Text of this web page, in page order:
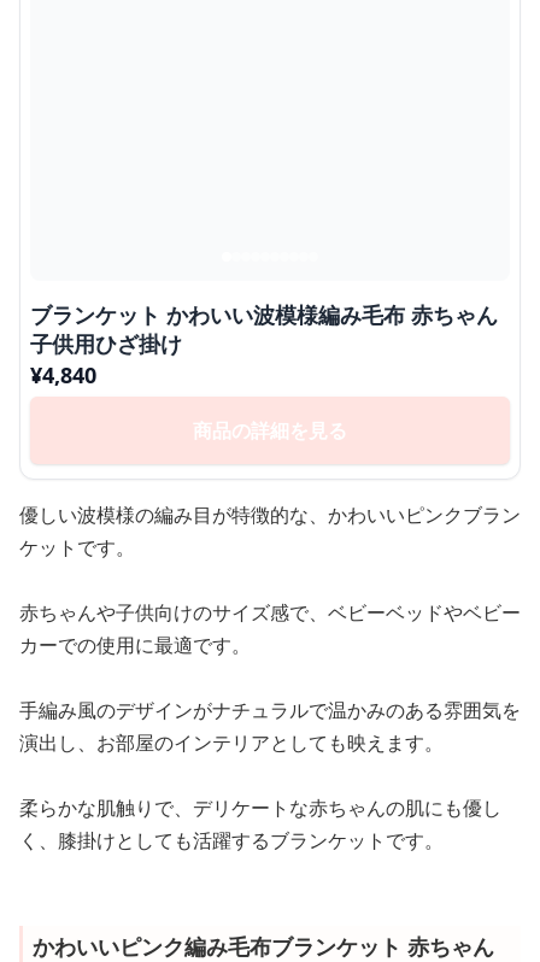
ブランケット かわいい波模様編み毛布 赤ちゃん
子供用ひざ掛け
¥4,840
商品の詳細を見る
優しい波模様の編み目が特徴的な、かわいいピンクブラン
ケットです。
赤ちゃんや子供向けのサイズ感で、ベビーベッドやベビー
カーでの使用に最適です。
手編み風のデザインがナチュラルで温かみのある雰囲気を
演出し、お部屋のインテリアとしても映えます。
柔らかな肌触りで、デリケートな赤ちゃんの肌にも優し
く、膝掛けとしても活躍するブランケットです。
かわいいピンク編み毛布ブランケット 赤ちゃん